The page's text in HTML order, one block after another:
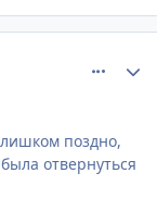
поздно,
отвернуться